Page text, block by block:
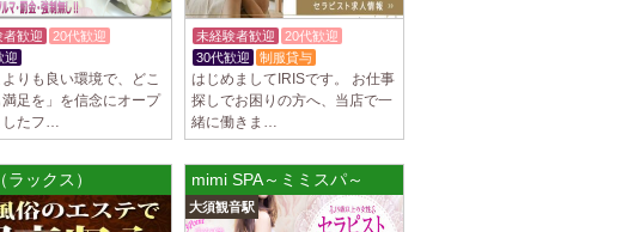
に朗報です！ 当店では講習制度を徹底しています。 セクハ
04[吉祥寺駅]
(ラブチュ) 吉祥寺ルーム
のあるセラピスト大募集！ 「本気で稼ぎたい！」「もっと
04[渋谷駅]
者歓迎
20代歓迎
迎
よりも良い環境で、どこ
満足を」を信念にオープ
したフ…
未経験者歓迎
20代歓迎
30代歓迎
制服貸与
はじめましてIRISです。 お仕事
探しでお困りの方へ、当店で一
緒に働きま…
ラックス） mimi SPA～ミミスパ～
大須観音駅